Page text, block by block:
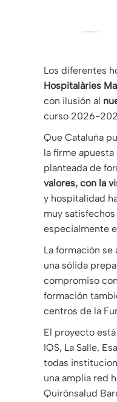
Los diferentes
Hospitalàries
con ilusión al
curso 2026-
Que Cataluña
la firme
planteada de
valores, con la
y hospitalidad
muy
especialmente
La formación
una sólida
compromiso
formación
centros de la
El proyecto
IQS, La Salle,
todas
una amplia red
Quirónsalud